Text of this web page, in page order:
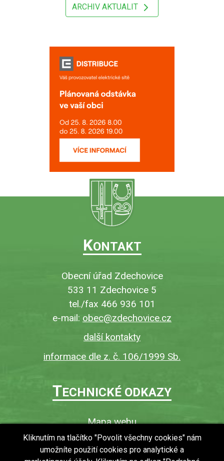
ARCHIV AKTUALIT
KONTAKT
Obecní úřad Zdechovice
533 11 Zdechovice 5
tel./fax 466 936 101
e-mail: obec@zdechovice.cz
další kontakty
informace dle z. č. 106/1999 Sb.
TECHNICKÉ ODKAZY
Mapa webu
O webu
Povinně zveřejňované informace
Kliknutím na tlačítko "Povolit všechny cookies" nám
umožníte použití cookies pro analytické a